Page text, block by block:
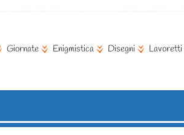
Giornate Enigmistica Disegni Lavoretti